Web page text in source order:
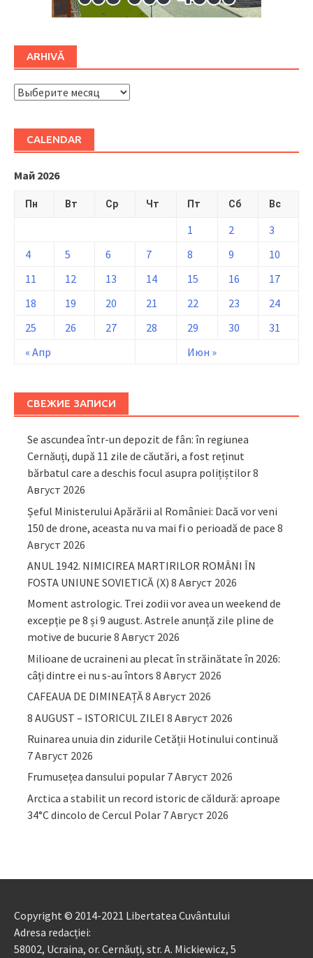
ARHIVĂ
ARHIVĂ
CALENDAR
Май 2026
Пн Вт Ср Чт Пт Сб Вс
« Апр Июн »
1 2
3
4
5 6 7 8 9
10
11
12 13 14 15 16
17
18
19 20 21 22 23
24
25
26 27 28 29 30 31
СВЕЖИЕ ЗАПИСИ
Se ascundea într-un depozit de fân: în regiunea
Cernăuți, după 11 zile de căutări, a fost reținut
bărbatul care a deschis focul asupra polițiștilor8
Август 2026
Șeful Ministerului Apărării al României: Dacă vor veni
150 de drone, aceasta nu va mai fi o perioadă de pace 8
Август 2026
ANUL 1942. NIMICIREA MARTIRILOR ROMÂNI ÎN
FOSTA UNIUNE SOVIETICĂ (X) 8 Август 2026
Moment astrologic. Trei zodii vor avea un weekend de
excepție pe 8 și 9 august. Astrele anunță zile pline de
motive de bucurie 8 Август 2026
Milioane de ucraineni au plecat în străinătate în 2026:
câți dintre ei nu s-au întors 8 Август 2026
CAFEAUA DE DIMINEAȚĂ8 Август 2026
8 AUGUST – ISTORICUL ZILEI 8 Август 2026
Ruinarea unuia din zidurile Cetății Hotinului continuă
7 Август 2026
Frumusețea dansului popular 7 Август 2026
Arctica a stabilit un record istoric de căldură: aproape
34°C dincolo de Cercul Polar 7 Август 2026
Copyright © 2014-2021 Libertatea Cuvântului
Adresa redacției:
58002, Ucraina, or. Cernăuți, str. A. Mickiewicz, 5